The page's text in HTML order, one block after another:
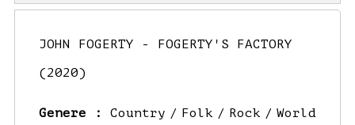
JOHN FOGERTY - FOGERTY'S FACTORY
(2020)
Genere : Country Folk Rock World